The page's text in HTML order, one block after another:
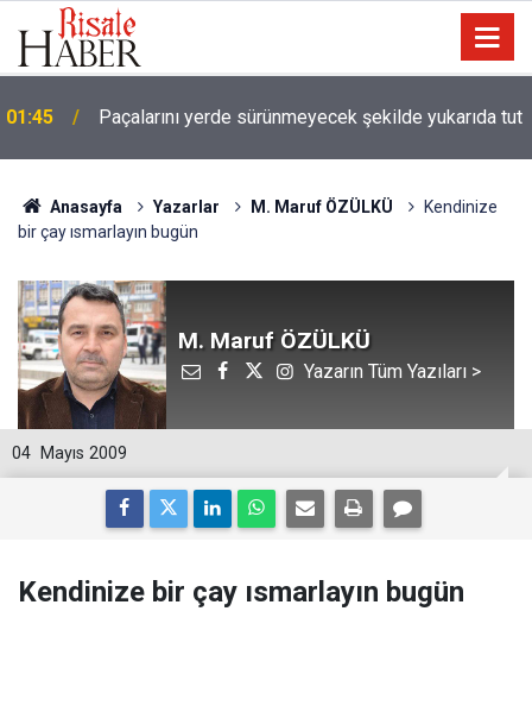
01:45 Paçalarını yerde sürünmeyecek şekilde yukarıda tut
Anasayfa Yazarlar M. Maruf ÖZÜLKÜ
Kendinize
bir çay ısmarlayın bugün
M. Maruf ÖZÜLKÜ
Yazarın Tüm Yazıları >
04 Mayıs 2009
Kendinize bir çay ısmarlayın bugün